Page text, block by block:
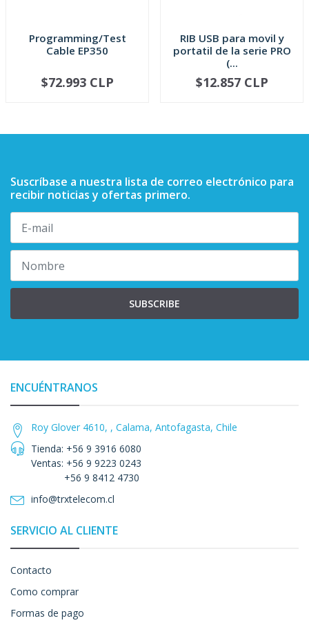
Programming/Test
Cable EP350
AGOTADO
$72.993 CLP
RIB USB para movil y
portatil de la serie PRO
(...
AGOTADO
$12.857 CLP
Suscríbase a nuestra lista de correo electrónico para
recibir noticias y ofertas primero.
SUBSCRIBE
ENCUÉNTRANOS
Roy Glover 4610, , Calama, Antofagasta, Chile
Tienda: +56 9 3916 6080
Ventas: +56 9 9223 0243
+56 9 8412 4730
info@trxtelecom.cl
SERVICIO AL CLIENTE
Contacto
Como comprar
Formas de pago